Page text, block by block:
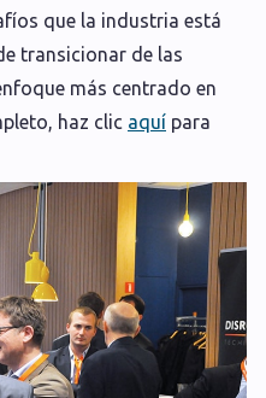
que la industria está
transicionar de las
más centrado en
haz clic aquí para